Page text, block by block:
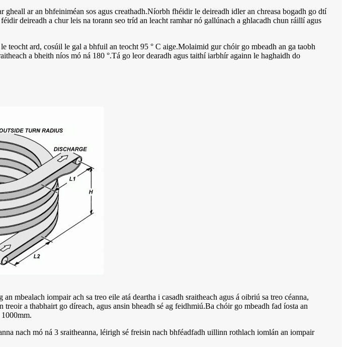
ar an bhfeiniméan sos agus creathadh.Níorbh fhéidir le deireadh idler an chreasa bogadh go dtí
deireadh a chur leis na torann seo tríd an leacht ramhar nó gallúnach a ghlacadh chun ráillí agus
ard, cosúil le gal a bhfuil an teocht 95 ° C aige.Molaimid gur chóir go mbeadh an ga taobh
a bheith níos mó ná 180 °.Tá go leor dearadh agus taithí iarbhír againn le haghaidh do
iompair ach sa treo eile atá deartha i casadh sraitheach agus á oibriú sa treo céanna,
a thabhairt go díreach, agus ansin bheadh ​​sé ag feidhmiú.Ba chóir go mbeadh fad íosta an
nach mó ná 3 sraitheanna, léirigh sé freisin nach bhféadfadh uillinn rothlach iomlán an iompair